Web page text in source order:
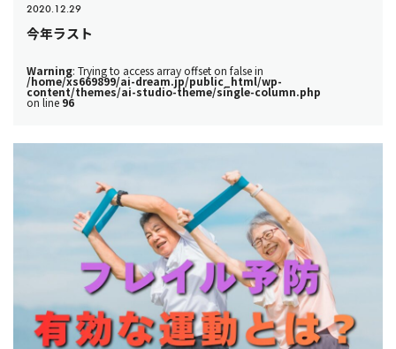
2020.12.29
今年ラスト
Warning: Trying to access array offset on false in
/home/xs669899/ai-dream.jp/public_html/wp-
content/themes/ai-studio-theme/single-column.php
on line 96